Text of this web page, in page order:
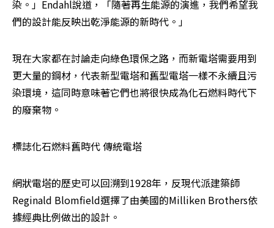
染。」Endahl說道，「隨著再生能源的演進，我們希望我
們的設計能反映出乾淨能源的新時代。」
現在大家都在討論走向綠色環保之路，而新電塔需要用到
更大量的鋼材，代表新型電塔和舊型電塔一樣不永續且污
染環境，這同時意味著它們也將很快成為化石燃料時代下
的廢棄物。
標誌化石燃料舊時代 傳統電塔
網狀電塔的歷史可以回溯到1928年，反現代派建築師
Reginald Blomfield選擇了由美國的Milliken Brothers依
據經典比例做出的設計。